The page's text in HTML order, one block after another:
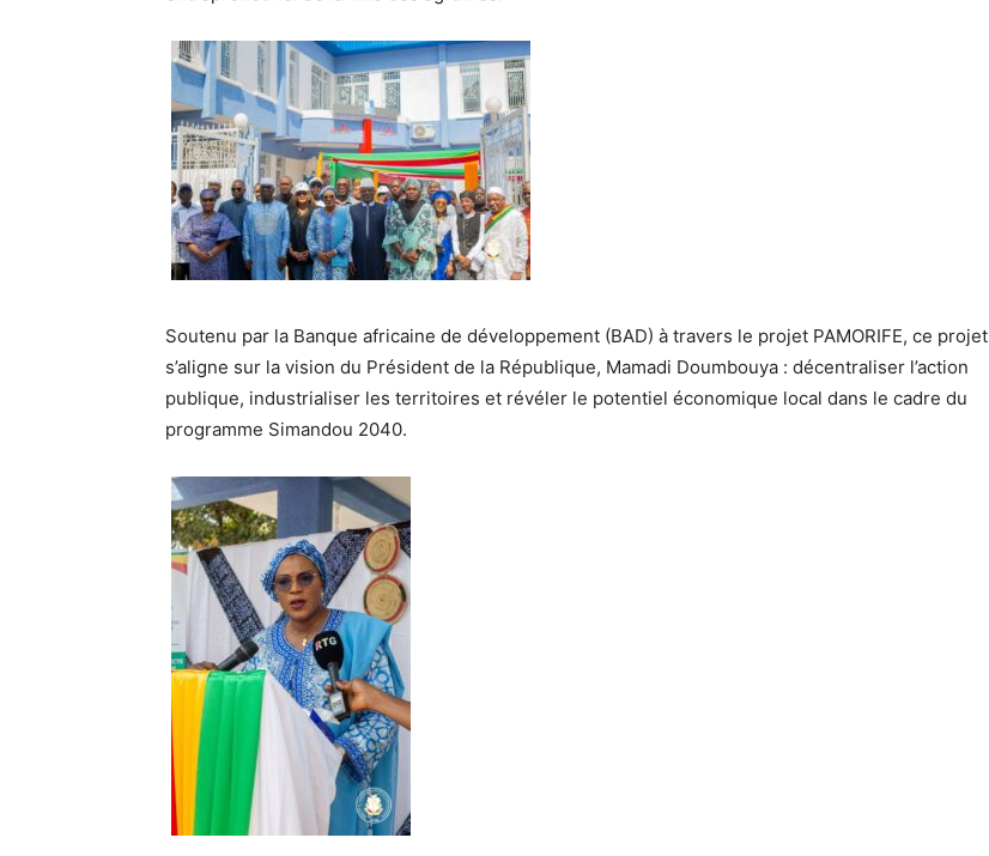
Soutenu par la Banque africaine de développement (BAD) à travers le projet PAMORIFE, ce projet
s’aligne sur la vision du Président de la République, Mamadi Doumbouya : décentraliser l’action
publique, industrialiser les territoires et révéler le potentiel économique local dans le cadre du
programme Simandou 2040.